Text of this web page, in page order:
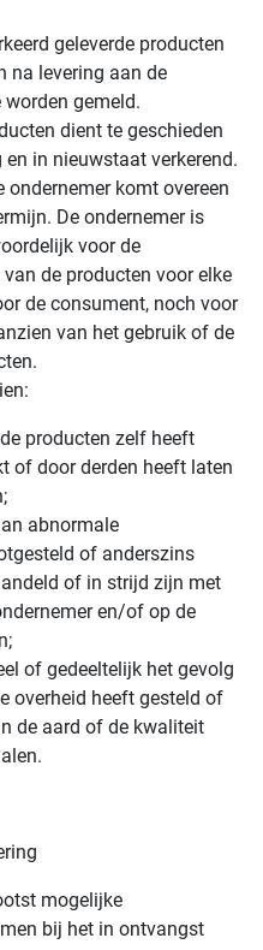
geleverde producten
na levering aan de
gemeld.
dient te geschieden
in nieuwstaat verkerend.
komt overeen
De ondernemer is
voor de
de producten voor elke
de consument, noch voor
van het gebruik of de
producten zelf heeft
of door derden heeft laten
abnormale
of anderszins
of in strijd zijn met
en/of op de
of gedeeltelijk het gevolg
overheid heeft gesteld of
de aard of de kwaliteit
mogelijke
bij het in ontvangst